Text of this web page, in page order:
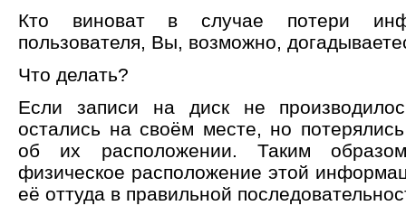
Кто виноват в случае потери
пользователя, Вы, возможно,
Что делать?
Если записи на диск не
остались на своём месте, но
об их расположении. Таким
физическое расположение этой
её оттуда в правильной